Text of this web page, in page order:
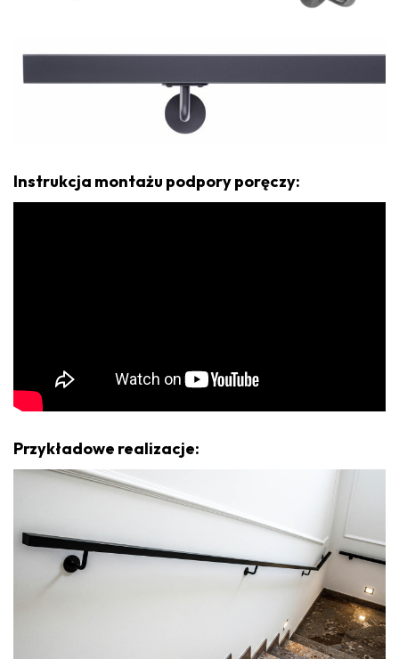
Instrukcja montażu podpory poręczy:
Przykładowe realizacje: